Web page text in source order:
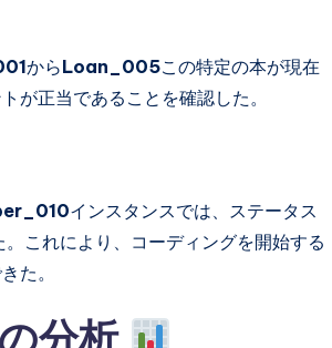
からLoan_005この特定の本が現在
が正当であることを確認した。
インスタンスでは、ステータス
これにより、コーディングを開始する
た。